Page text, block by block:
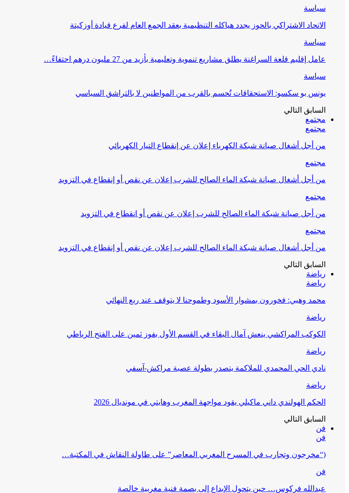
سياسة
الاتحاد الاشتراكي بالحوز يجدد هياكله التنظيمية بعقد الجمع العام لفرع قيادة أوزكيتة
سياسة
عامل إقليم قلعة السراغنة يطلق مشاريع تنموية وتعليمية بأزيد من 27 مليون درهم احتفاءً…
سياسة
يونس بو سكسو: الاستحقاقات تُحسم بالقرب من المواطنين لا بالتراشق السياسي
السابق التالي
مجتمع
مجتمع
من أجل أشغال صيانة شبكة الكهرباء إعلان عن إنقطاع التيار الكهربائي
مجتمع
من أجل أشغال صيانة شبكة الماء الصالح للشرب إعلان عن نقص أو إنقطاع في التزويد
مجتمع
من أجل صيانة شبكة الماء الصالح للشرب إعلان عن نقص أو انقطاع في التزويد
مجتمع
من أجل أشغال صيانة شبكة الماء الصالح للشرب إعلان عن نقص أو إنقطاع في التزويد
السابق التالي
رياضة
رياضة
محمد وهبي: فخورون بمشوار الأسود وطموحنا لا يتوقف عند ربع النهائي
رياضة
الكوكب المراكشي ينعش آمال البقاء في القسم الأول بفوز ثمين على الفتح الرباطي
رياضة
نادي الحي المحمدي للملاكمة يتصدر بطولة عصبة مراكش-آسفي
رياضة
الحكم الهولندي داني ماكيلي يقود مواجهة المغرب وهايتي في مونديال 2026
السابق التالي
فن
فن
(“مخرجون وتجارب في المسرح المغربي المعاصر” على طاولة النقاش في المكتبة…
فن
عبدالله فركوس… حين يتحول الإبداع إلى بصمة فنية مغربية خالصة